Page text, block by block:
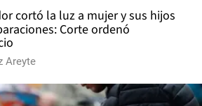
cortó la luz a mujer y sus hijos
Corte ordenó
Areyte